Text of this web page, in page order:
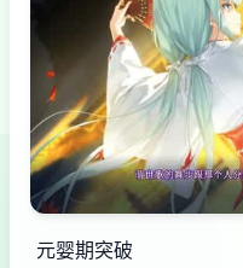
元婴期突破